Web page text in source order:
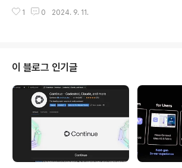
버그 수정 및 기능 개선에 따라 추가적으로 세분화 되기도
명이 와서 같이 논의하고 있고 점심을 같이 먹으면서 중국
서비스를 하기 위해 R&D를 크게 지을 정도로 가장 중요하
다. 위의 월간 판매 순위인데 BYD가 제일 많고 테슬라도
많이 보인다. 중국인들은 변화에 엄청 민감하고 빠르게 반
응한다고 한다. 그렇기 때문에 OTA가 엄청나게 중요하다
고 오늘 계속 강조하고 있다. 특히 젊은층에서는 기술 변화
를 계속 따라가고 OTA로 즉각적으로..
1 0 2024. 9. 11.
이 블로그 인기글